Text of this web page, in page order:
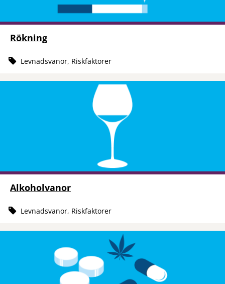
Rökning
Levnadsvanor, Riskfaktorer
Alkoholvanor
Levnadsvanor, Riskfaktorer